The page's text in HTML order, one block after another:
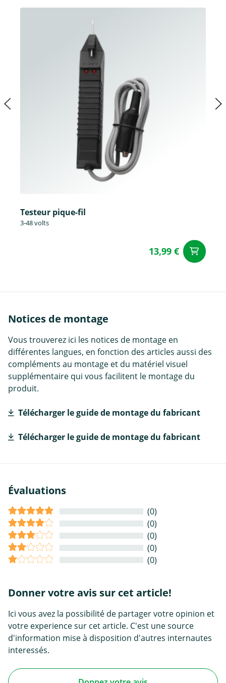
Testeur pique-fil
3-48 volts
13,99 €
Notices de montage
Vous trouverez ici les notices de montage en
différentes langues, en fonction des articles aussi des
compléments au montage et du matériel visuel
supplémentaire qui vous facilitent le montage du
produit.
Télécharger le guide de montage du fabricant
Télécharger le guide de montage du fabricant
Évaluations
(0)
(0)
(0)
(0)
(0)
Donner votre avis sur cet article!
Ici vous avez la possibilité de partager votre opinion et
votre experience sur cet article. C'est une source
d'information mise à disposition d'autres internautes
interessés.